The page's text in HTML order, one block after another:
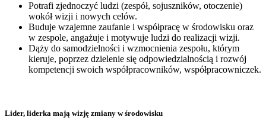
Potrafi zjednoczyć ludzi (zespół, sojuszników, otoczenie)
wokół wizji i nowych celów.
Buduje wzajemne zaufanie i współpracę w środowisku oraz
w zespole, angażuje i motywuje ludzi do realizacji wizji.
Dąży do samodzielności i wzmocnienia zespołu, którym
kieruje, poprzez dzielenie się odpowiedzialnością i rozwój
kompetencji swoich współpracowników, współpracowniczek.
Lider, liderka mają wizję zmiany w środowisku